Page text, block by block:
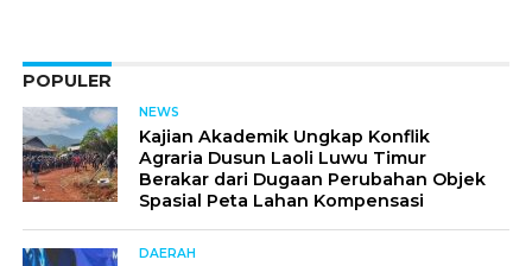
POPULER
NEWS
Kajian Akademik Ungkap Konflik
Agraria Dusun Laoli Luwu Timur
Berakar dari Dugaan Perubahan Objek
Spasial Peta Lahan Kompensasi
DAERAH